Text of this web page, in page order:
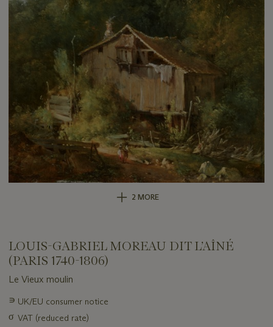
2 MORE
LOUIS-GABRIEL MOREAU DIT L’AÎNÉ
(PARIS 1740-1806)
Le Vieux moulin
Important
about
∍ UK/EU consumer notice
σ VAT (reduced rate)